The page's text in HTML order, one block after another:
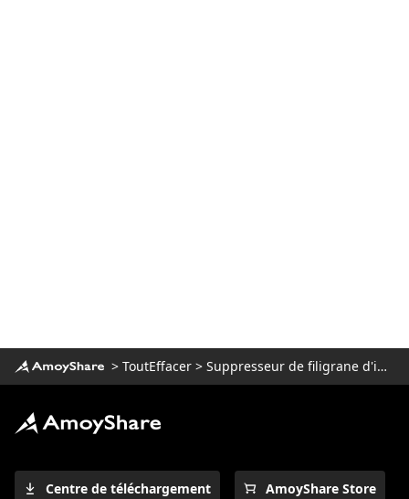
> ToutEffacer > Suppresseur de filigrane d'image
Centre de téléchargement AmoyShare Store